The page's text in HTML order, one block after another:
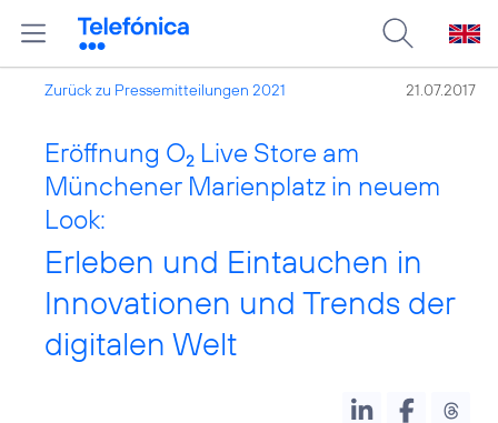
Zurück zu Pressemitteilungen 2021 21.07.2017
Eröffnung O2 Live Store am
Münchener Marienplatz in neuem
Look:
Erleben und Eintauchen in
Innovationen und Trends der
digitalen Welt